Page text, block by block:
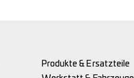
Produkte & Ersatzteile